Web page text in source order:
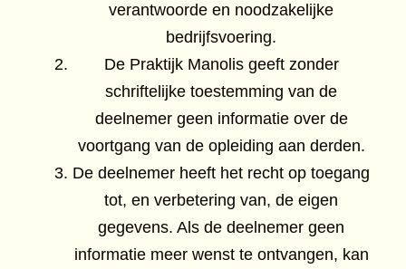
verantwoorde en noodzakelijke
bedrijfsvoering.
De Praktijk Manolis geeft zonder
schriftelijke toestemming van de
deelnemer geen informatie over de
voortgang van de opleiding aan derden.
De deelnemer heeft het recht op toegang
tot, en verbetering van, de eigen
gegevens. Als de deelnemer geen
informatie meer wenst te ontvangen, kan